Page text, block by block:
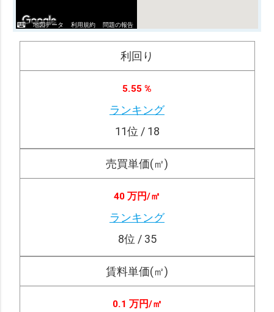
地図データ 利用規約 問題の報告
利回り
5.55 %
ランキング
11位 / 18
売買単価(㎡)
40 万円/㎡
ランキング
8位 / 35
賃料単価(㎡)
0.1 万円/㎡